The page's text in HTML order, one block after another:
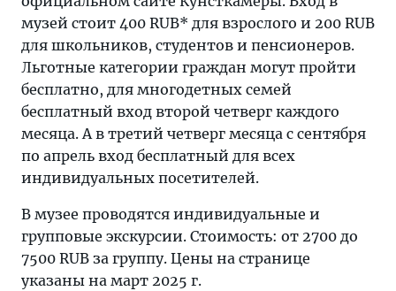
музей стоит 400 RUB* для взрослого и 200 RUB
для школьников, студентов и пенсионеров.
Льготные категории граждан могут пройти
бесплатно, для многодетных семей
бесплатный вход второй четверг каждого
месяца. А в третий четверг месяца с сентября
по апрель вход бесплатный для всех
индивидуальных посетителей.
В музее проводятся индивидуальные и
групповые экскурсии. Стоимость: от 2700 до
7500 RUB за группу. Цены на странице
указаны на март 2025 г.